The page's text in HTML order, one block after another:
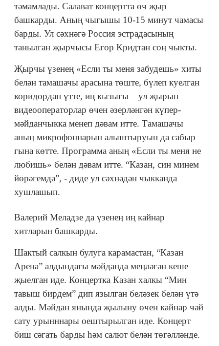
тәмамлады. Салават концертта өч җыр
башкарды. Аның чыгышы 10-15 минут чамасы
барды. Ул сәхнәгә Россия эстрадасының
танылган җырчысы Егор Кридтан соң чыкты.
Җырчы үзенең «Если ты меня забудешь» хиты
белән тамашачы арасына төште, бүлеп куелган
коридордан үтте, иң кызыгы – ул җырын
видеооператорлар өчен әзерләнгән күпер-
мәйданчыкка менеп дәвам итте. Тамашачы
аның микрофоннарын алыштыруын да сабыр
гына көтте. Программа аның «Если ты меня не
любишь» белән дәвам итте. “Казан, син минем
йөрәгемдә”, - диде ул сәхнәдән чыкканда
хушлашып.
Валерий Меладзе да үзенең иң кайнар
хитларын башкарды.
Шактый салкын булуга карамастан, “Казан
Арена” алдындагы мәйданда меңләгән кеше
җыелган иде. Концертка Казан халкы “Мин
тавыш бирдем” дип язылган беләзек белән үтә
алды. Мәйдан янында җылыну өчен кайнар чәй
сату урынннары оештырылган иде. Концерт
биш сәгать барды һәм салют белән төгәлләнде.